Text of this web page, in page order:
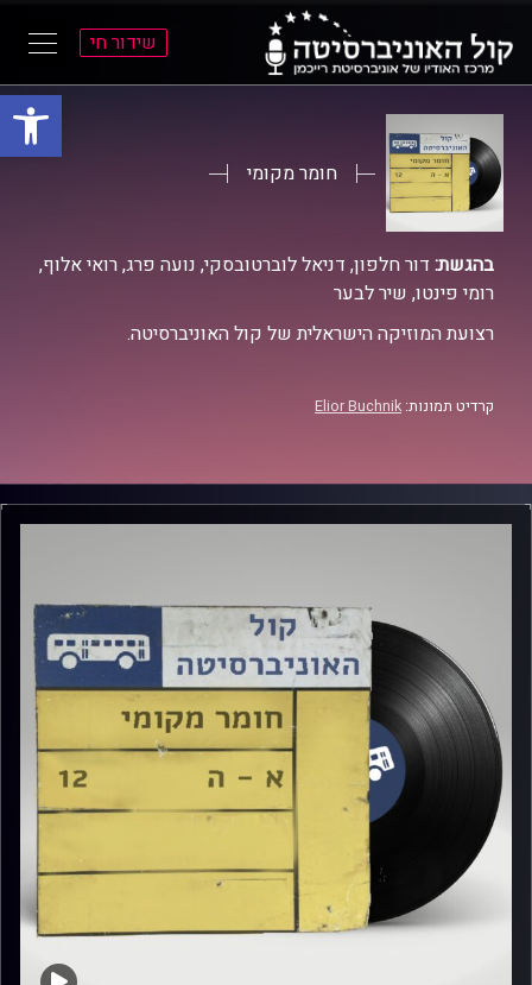
פתח
הראשי
הראשי
שידור חי
חומר מקומי
בהגשת: דור חלפון, דניאל לוברטובסקי, נועה פרג, רואי אלוף,
רומי פינטו, שיר לבער
רצועת המוזיקה הישראלית של קול האוניברסיטה.
קרדיט תמונות: Elior Buchnik